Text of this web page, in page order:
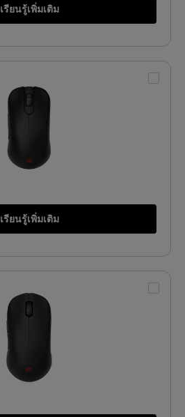
เรียนรู้เพิ่มเติม
เรียนรู้เพิ่มเติม